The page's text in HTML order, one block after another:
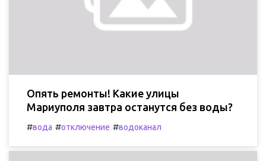
Опять ремонты! Какие улицы
Мариуполя завтра останутся без воды?
#вода #отключение #водоканал